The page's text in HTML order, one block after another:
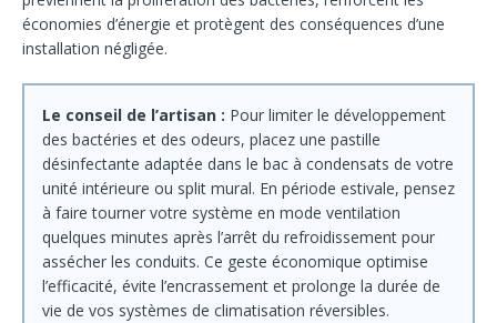
économies d’énergie et protègent des conséquences d’une
installation négligée.
Le conseil de l’artisan : Pour limiter le développement
des bactéries et des odeurs, placez une pastille
désinfectante adaptée dans le bac à condensats de votre
unité intérieure ou split mural. En période estivale, pensez
à faire tourner votre système en mode ventilation
quelques minutes après l’arrêt du refroidissement pour
assécher les conduits. Ce geste économique optimise
l’efficacité, évite l’encrassement et prolonge la durée de
vie de vos systèmes de climatisation réversibles.